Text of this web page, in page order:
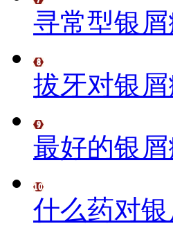
寻常型银
拔牙对银
最好的银
什么药对